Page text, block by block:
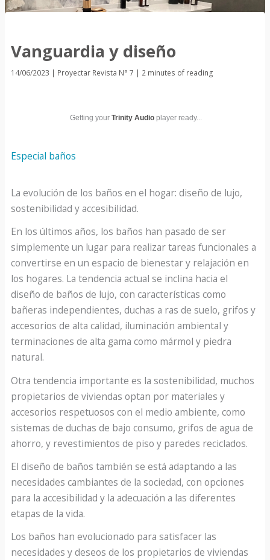
Vanguardia y diseño
14/06/2023 | Proyectar Revista N° 7 | 2 minutes of reading
Getting your Trinity Audioplayer ready...
Especial baños
La evolución de los baños en el hogar: diseño de lujo,
sostenibilidad y accesibilidad.
En los últimos años, los baños han pasado de ser
simplemente un lugar para realizar tareas funcionales a
convertirse en un espacio de bienestar y relajación en
los hogares. La tendencia actual se inclina hacia el
diseño de baños de lujo, con características como
bañeras independientes, duchas a ras de suelo, grifos y
accesorios de alta calidad, iluminación ambiental y
terminaciones de alta gama como mármol y piedra
natural.
Otra tendencia importante es la sostenibilidad, muchos
propietarios de viviendas optan por materiales y
accesorios respetuosos con el medio ambiente, como
sistemas de duchas de bajo consumo, grifos de agua de
ahorro, y revestimientos de piso y paredes reciclados.
El diseño de baños también se está adaptando a las
necesidades cambiantes de la sociedad, con opciones
para la accesibilidad y la adecuación a las diferentes
etapas de la vida.
Los baños han evolucionado para satisfacer las
necesidades y deseos de los propietarios de viviendas